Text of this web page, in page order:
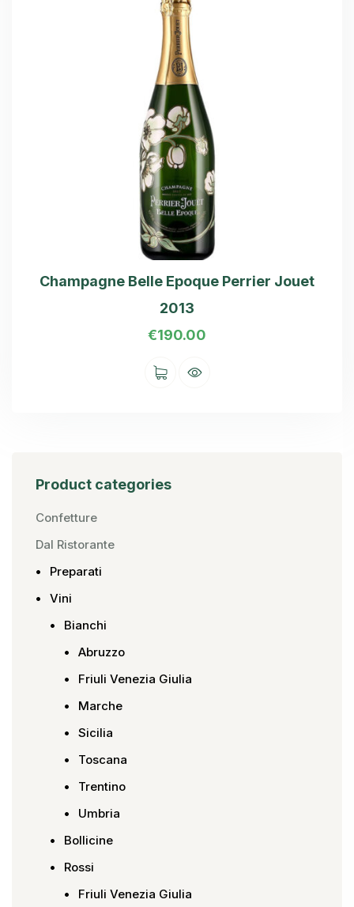
Champagne Belle Epoque Perrier Jouet
2013
€190.00
Product categories
Confetture
Dal Ristorante
Preparati
Vini
Bianchi
Abruzzo
Friuli Venezia Giulia
Marche
Sicilia
Toscana
Trentino
Umbria
Bollicine
Rossi
Friuli Venezia Giulia